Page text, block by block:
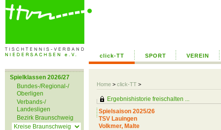
click-TT SPORT VEREIN
Home > click-TT >
Spielklassen 2026/27
Bundes-/Regional-/
Oberligen
Verbands-/
Landesligen
Bezirk Braunschweig
Ergebnishistorie freischalten ...
Spielsaison 2025/26
TSV Lauingen
Volkmer, Malte